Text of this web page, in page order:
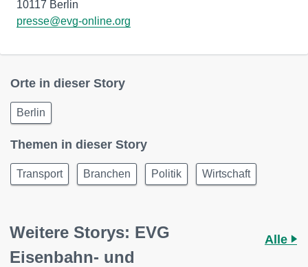
presse@evg-online.org
Orte in dieser Story
Berlin
Themen in dieser Story
Transport Branchen Politik Wirtschaft
Weitere Storys: EVG
Eisenbahn- und
Alle